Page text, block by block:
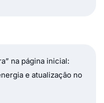
na página inicial:
e atualização no